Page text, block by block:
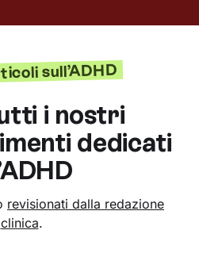
sull’ADHD
i nostri
dedicati
revisionati dalla redazione
clinica.